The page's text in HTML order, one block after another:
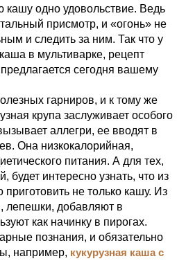
кашу одно удовольствие. Ведь
присмотр, и «огонь» не
и следить за ним. Так что у
в мультиварке, рецепт
сегодня вашему
гарниров, и к тому же
крупа заслуживает особого
аллегри, ее вводят в
Она низкокалорийная,
питания. А для тех,
будет интересно узнать, что из
не только кашу. Из
лепешки, добавляют в
как начинку в пирогах.
познания, и обязательно
например, кукурузная каша с